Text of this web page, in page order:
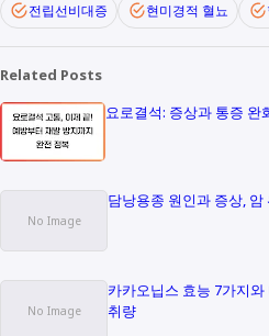
전립선비대증
현미경적 혈뇨
Related Posts
요로결석: 증상과 통증 완
담낭용종 원인과 증상,
카카오닙스 효능 7가지
취량